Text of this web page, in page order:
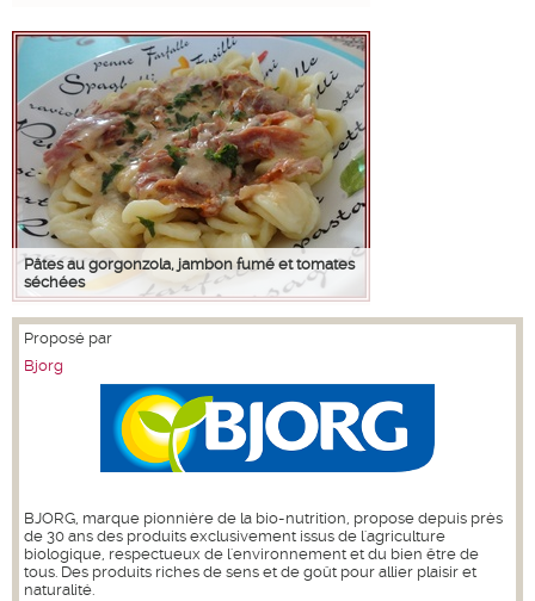
Pâtes au gorgonzola, jambon fumé et tomates
séchées
Proposé par
Bjorg
BJORG, marque pionnière de la bio-nutrition, propose depuis près
de 30 ans des produits exclusivement issus de l'agriculture
biologique, respectueux de l'environnement et du bien être de
tous. Des produits riches de sens et de goût pour allier plaisir et
naturalité.